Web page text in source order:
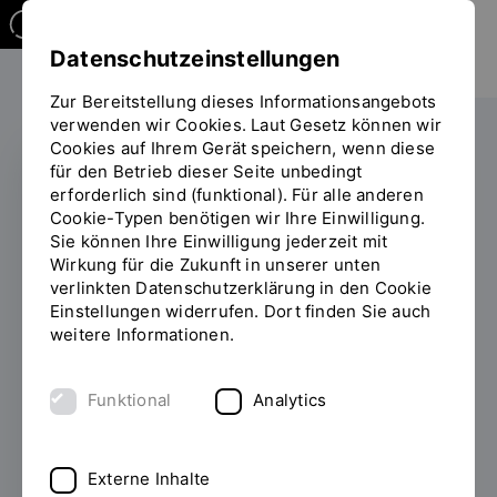
WIEDERWAHL
Prof. Dr. Christoph
Skornia als
Vizepräsident der OTH
Regensburg
wiedergewählt
14.04.2025Der Hochschulrat hat den
Datenschutzeinstellungen
Zur Bereitstellung dieses Informationsangebots
verwenden wir Cookies. Laut Gesetz können wir
Cookies auf Ihrem Gerät speichern, wenn diese
für den Betrieb dieser Seite unbedingt
erforderlich sind (funktional). Für alle anderen
Cookie-Typen benötigen wir Ihre Einwilligung.
Sie können Ihre Einwilligung jederzeit mit
Wirkung für die Zukunft in unserer unten
verlinkten Datenschutzerklärung in den Cookie
Einstellungen widerrufen. Dort finden Sie auch
weitere Informationen.
Funktional Analytics
Externe Inhalte